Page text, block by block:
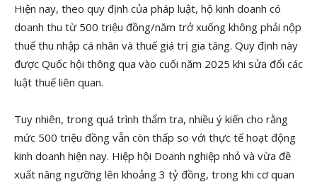
Hiện nay, theo quy định của pháp luật, hộ kinh doanh có
doanh thu từ 500 triệu đồng/năm trở xuống không phải nộp
thuế thu nhập cá nhân và thuế giá trị gia tăng. Quy định này
được Quốc hội thông qua vào cuối năm 2025 khi sửa đổi các
luật thuế liên quan.
Tuy nhiên, trong quá trình thẩm tra, nhiều ý kiến cho rằng
mức 500 triệu đồng vẫn còn thấp so với thực tế hoạt động
kinh doanh hiện nay. Hiệp hội Doanh nghiệp nhỏ và vừa đề
xuất nâng ngưỡng lên khoảng 3 tỷ đồng, trong khi cơ quan